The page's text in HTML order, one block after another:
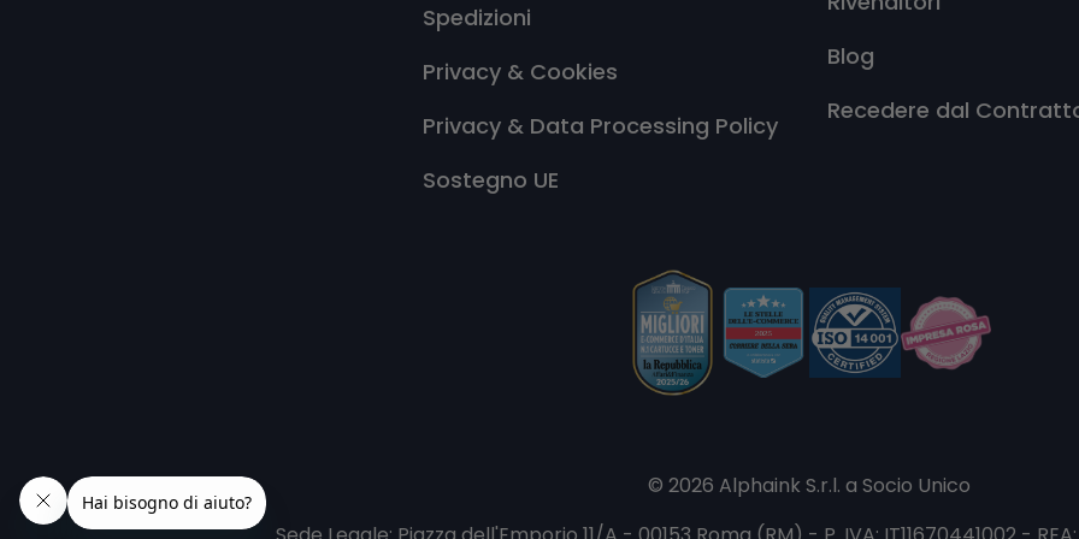
Spedizioni
Privacy & Cookies
Privacy & Data Processing Policy
Sostegno UE
Blog
Recedere dal
© 2026 Alphaink S.r.l. a Socio Unico